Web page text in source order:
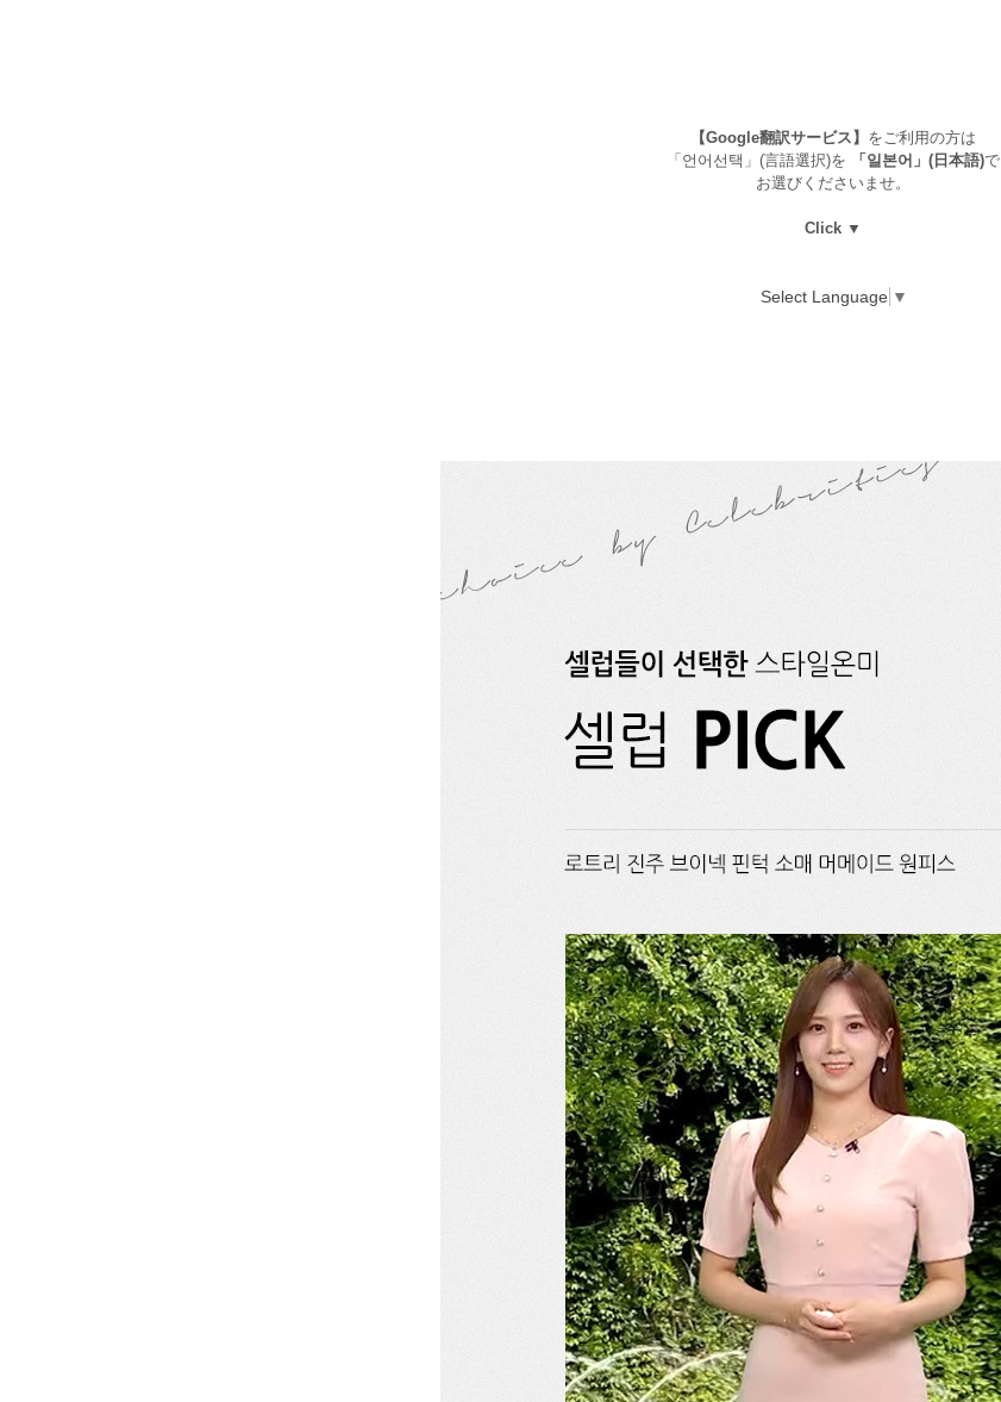
【Google翻訳サービス】 をご利用の方は
「언어선택」(言語選択)を
「일본어」(日本語)で
お選びくださいませ。
Click ▼
Select Language ▼